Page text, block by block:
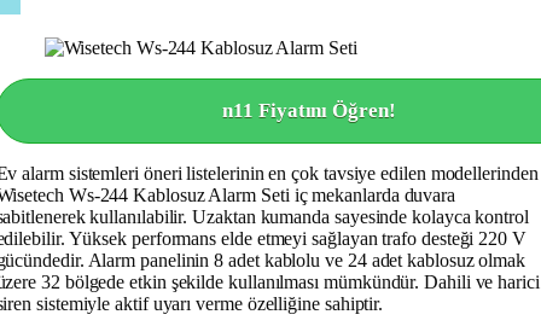
n11 Fiyatını Öğren!
alarm sistemleri öneri listelerinin en çok tavsiye edilen modellerinden
Ws-244 Kablosuz Alarm Seti iç mekanlarda duvara
kullanılabilir. Uzaktan kumanda sayesinde kolayca kontrol
Yüksek performans elde etmeyi sağlayan trafo desteği 220 V
Alarm panelinin 8 adet kablolu ve 24 adet kablosuz olmak
32 bölgede etkin şekilde kullanılması mümkündür. Dahili ve harici
sistemiyle aktif uyarı verme özelliğine sahiptir.